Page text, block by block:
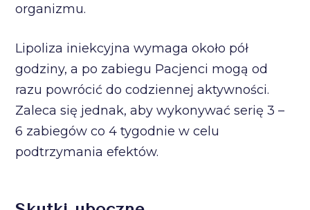
organizmu.
Lipoliza iniekcyjna wymaga około pół
godziny, a po zabiegu Pacjenci mogą od
razu powrócić do codziennej aktywności.
Zaleca się jednak, aby wykonywać serię 3 –
6 zabiegów co 4 tygodnie w celu
podtrzymania efektów.